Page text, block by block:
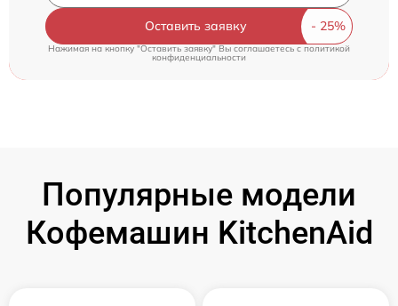
Оставить заявку
Нажимая на кнопку "Оставить заявку" Вы соглашаетесь cполитикой
конфиденциальности
Популярные модели
Кофемашин KitchenAid